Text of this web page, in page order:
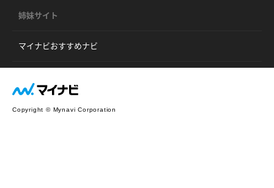
姉妹サイト
マイナビおすすめナビ
Copyright © Mynavi Corporation